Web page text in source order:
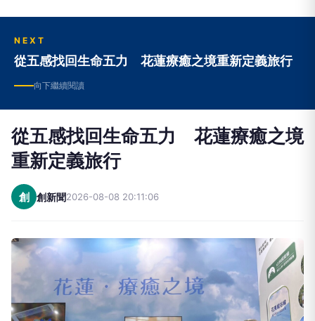
NEXT
從五感找回生命五力 花蓮療癒之境重新定義旅行
向下繼續閱讀
從五感找回生命五力 花蓮療癒之境
重新定義旅行
創 創新聞2026-08-08 20:11:06